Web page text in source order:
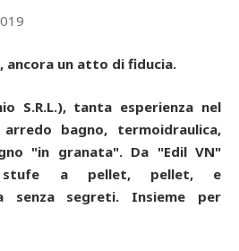
ancora un atto di fiducia.
S.R.L.), tanta esperienza nel
bagno, termoidraulica,
"in granata". Da "Edil VN"
stufe a pellet, pellet, e
senza segreti. Insieme per